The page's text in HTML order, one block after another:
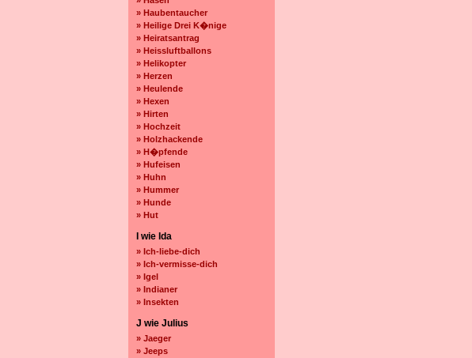
» Haubentaucher
» Heilige Drei K�nige
» Heiratsantrag
» Heissluftballons
» Helikopter
» Herzen
» Heulende
» Hexen
» Hirten
» Hochzeit
» Holzhackende
» H�pfende
» Hufeisen
» Huhn
» Hummer
» Hunde
» Hut
I wie Ida
» Ich-liebe-dich
» Ich-vermisse-dich
» Igel
» Indianer
» Insekten
J wie Julius
» Jaeger
» Jeeps